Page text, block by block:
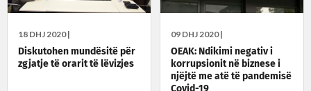
18 DHJ 2020 |
Diskutohen mundësitë për
zgjatje të orarit të lëvizjes
09 DHJ 2020 |
OEAK: Ndikimi negativ i
korrupsionit në biznese i
njëjtë me atë të pandemisë